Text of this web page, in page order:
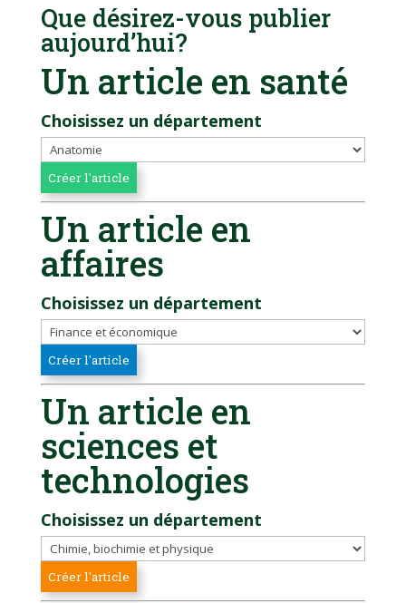
Que désirez-vous publier
aujourd’hui?
Un article en santé
Choisissez un département
Un article en
affaires
Choisissez un département
Un article en
sciences et
technologies
Choisissez un département